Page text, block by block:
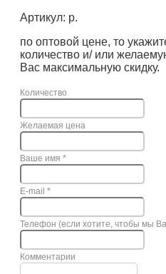
Артикул: р.
по оптовой цене, то
количество и/ или
Вас максимальную скидку.
Количество
Желаемая цена
Ваше имя *
E-mail *
Телефон (если хотите, чтобы мы
Комментарии